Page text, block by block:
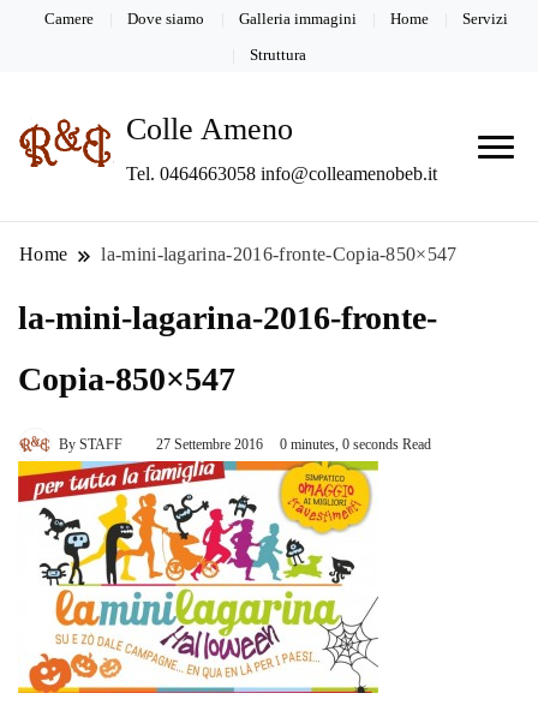
Camere Dove siamo Galleria immagini Home Servizi
Struttura
Colle Ameno
Tel. 0464663058 info@colleamenobeb.it
Home la-mini-lagarina-2016-fronte-Copia-850×547
la-mini-lagarina-2016-fronte-
Copia-850×547
By STAFF 27 Settembre 2016 0 minutes, 0 seconds Read